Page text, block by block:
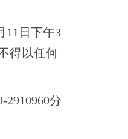
11日下午3
得以任何
分